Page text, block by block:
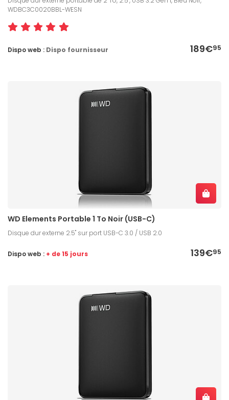
WDBC3C0020BBL-WESN
189€95
Dispo web : Dispo fournisseur
WD Elements Portable 1 To Noir (USB-C)
Disque dur externe 2.5" sur port USB-C 3.0 / USB 2.0
139€95
Dispo web : + de 15 jours